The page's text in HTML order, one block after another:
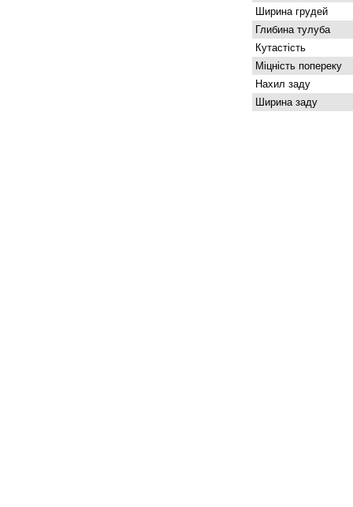
Ширина грудей
Глибина тулуба
Кутастість
Міцність попереку
Нахил заду
Ширина заду